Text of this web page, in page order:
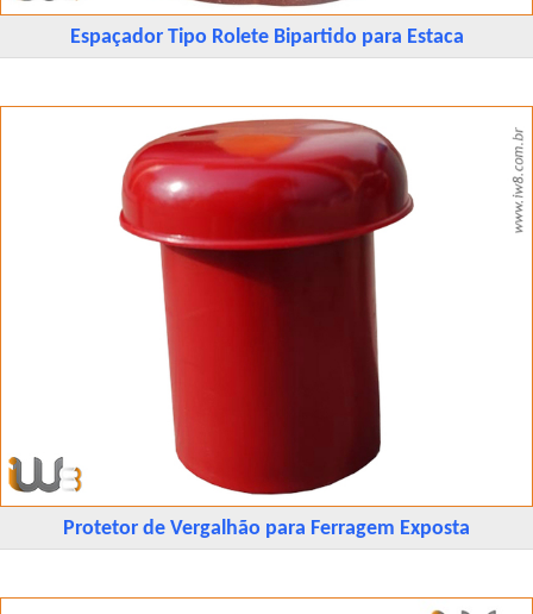
Espaçador Tipo Rolete Bipartido para Estaca
Protetor de Vergalhão para Ferragem Exposta